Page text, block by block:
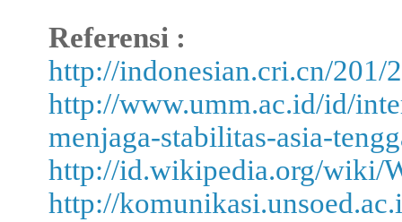
Referensi :
http://indonesian.cri.cn/201/
http://www.umm.ac.id/id/
menjaga-stabilitas-asia-
http://id.wikipedia.org/wiki/
http://